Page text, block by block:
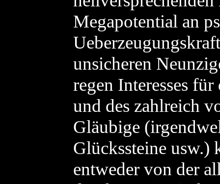
Megapotential an
unsicheren
regen Interesses
und des zahlreich
Gläubige
Glückssteine usw.)
entweder von der